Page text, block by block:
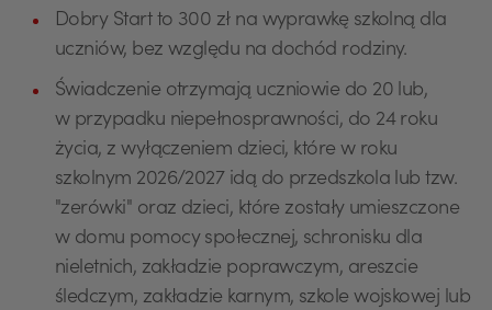
Dobry Start to 300 zł na wyprawkę szkolną dla
uczniów, bez względu na dochód rodziny.
Świadczenie otrzymają uczniowie do 20 lub,
w przypadku niepełnosprawności, do 24 roku
życia, z wyłączeniem dzieci, które w roku
szkolnym 2026/2027 idą do przedszkola lub tzw.
"zerówki" oraz dzieci, które zostały umieszczone
w domu pomocy społecznej, schronisku dla
nieletnich, zakładzie poprawczym, areszcie
śledczym, zakładzie karnym, szkole wojskowej lub